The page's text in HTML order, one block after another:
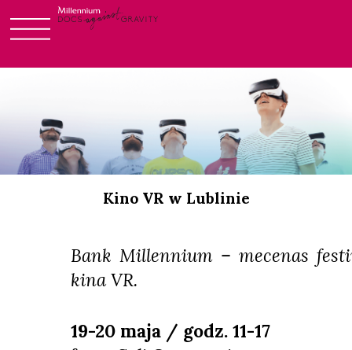
to
Kino VR w Lublinie
Bank Millennium – mecenas
kina VR.
19-20 maja / godz. 11-17